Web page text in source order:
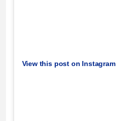
View this post on Instagram